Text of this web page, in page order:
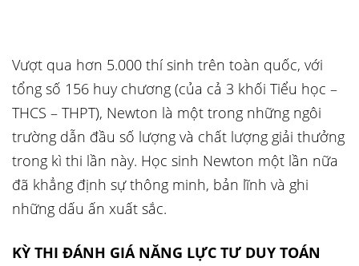
Vượt qua hơn 5.000 thí sinh trên toàn quốc, với
tổng số 156 huy chương (của cả 3 khối Tiểu học –
THCS – THPT), Newton là một trong những ngôi
trường dẫn đầu số lượng và chất lượng giải thưởng
trong kì thi lần này. Học sinh Newton một lần nữa
đã khẳng định sự thông minh, bản lĩnh và ghi
những dấu ấn xuất sắc.
KỲ THI ĐÁNH GIÁ NĂNG LỰC TƯ DUY TOÁN